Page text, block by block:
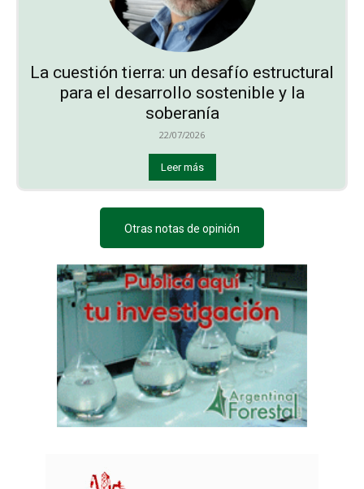
La cuestión tierra: un desafío estructural
para el desarrollo sostenible y la
soberanía
22/07/2026
Leer más
Otras notas de opinión